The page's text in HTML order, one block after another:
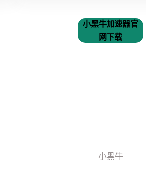
小黑牛加速器官
网下载
小黑牛